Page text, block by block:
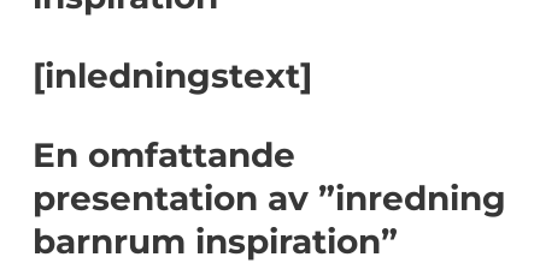
[inledningstext]
En omfattande
presentation av ”inredning
barnrum inspiration”